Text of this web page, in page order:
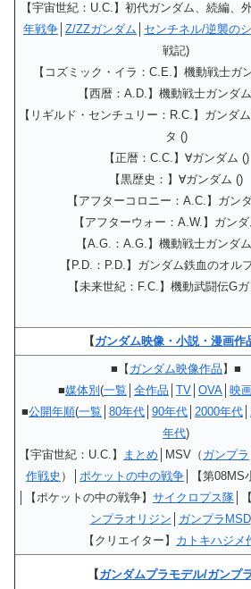
【宇宙世紀：U.C.】初代ガンダム、続編、
年戦争 Z/ZZガンダム センチネル/逆襲の
戦記)
【コズミック・イラ：C.E.】機動戦士ガ
【西暦：A.D.】機動戦士ガンダ
【リギルド・センチュリー：R.C.】ガンダ
タ ()
【正暦：C.C.】∀ガンダム ()
【黒歴史：】∀ガンダム ()
【アフターコロニー：A.C.】ガン
【アフターウォー：A.W.】ガン
【A.G.：A.G.】機動戦士ガンダ
【P.D.：P.D.】ガンダム鉄血のオル
【未来世紀：F.C.】機動武闘伝G
【ガンダム映像・小説・漫画作
■【 ガンダム映像作品 】■
■媒体別 (一覧 全作品 TV OVA 映
■公開年順(一覧 80年代 90年代 2000年代
年代)
【宇宙世紀：U.C.】
まとめ │MSV（ ガンプラ
作戦史 ）│ ポケットの中の戦争 │【第08MS
│【ポケットの中の戦争】 サイクロプス隊 │
ンプラオリジン
ガンプラMSD
【クリエイター】 カトキハジメ
【ガンダムプラモデル/ガンプ